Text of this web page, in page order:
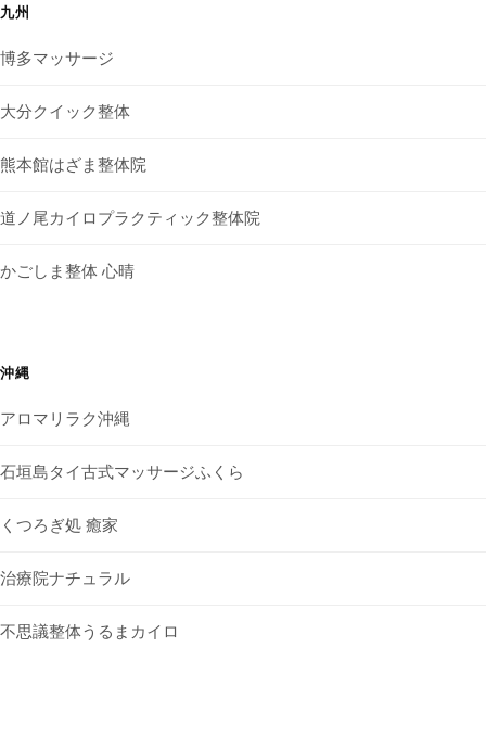
九州
博多マッサージ
大分クイック整体
熊本館はざま整体院
道ノ尾カイロプラクティック整体院
かごしま整体 心晴
沖縄
アロマリラク沖縄
石垣島タイ古式マッサージふくら
くつろぎ処 癒家
治療院ナチュラル
不思議整体うるまカイロ